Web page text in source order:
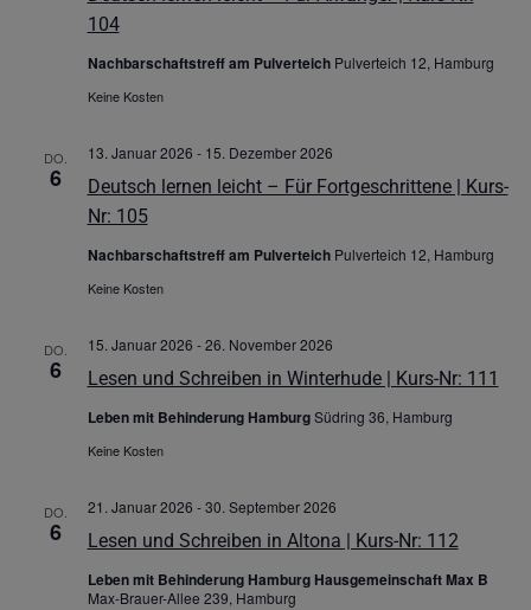
104
Nachbarschaftstreff am Pulverteich Pulverteich 12, Hamburg
Keine Kosten
DO.
6
Deutsch lernen leicht – Für Fortgeschrittene | Kurs-
Nr: 105
13. Januar 2026 - 15. Dezember 2026
Nachbarschaftstreff am Pulverteich Pulverteich 12, Hamburg
Keine Kosten
DO.
6 Lesen und Schreiben in Winterhude | Kurs-Nr: 111
15. Januar 2026 -26. November 2026
Leben mit Behinderung HamburgSüdring 36, Hamburg
Keine Kosten
DO.
6 Lesen und Schreiben in Altona | Kurs-Nr: 112
21. Januar 2026 -30. September 2026
Leben mit Behinderung Hamburg Hausgemeinschaft Max B
Max-Brauer-Allee 239, Hamburg